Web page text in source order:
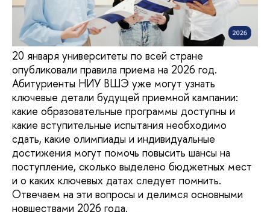
20 января университеты по всей стране
опубликовали правила приема на 2026 год.
Абитуриенты НИУ ВШЭ уже могут узнать
ключевые детали будущей приемной кампании:
какие образовательные программы доступны и
какие вступительные испытания необходимо
сдать, какие олимпиады и индивидуальные
достижения могут помочь повысить шансы на
поступление, сколько выделено бюджетных мест
и о каких ключевых датах следует помнить.
Отвечаем на эти вопросы и делимся основными
новшествами 2026 года.